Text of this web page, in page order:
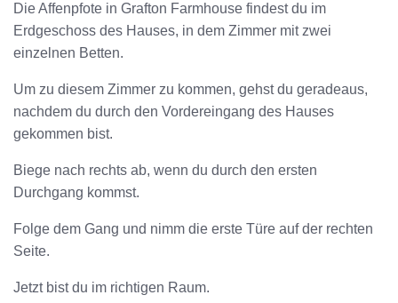
Die Affenpfote in Grafton Farmhouse findest du im
Erdgeschoss des Hauses, in dem Zimmer mit zwei
einzelnen Betten.
Um zu diesem Zimmer zu kommen, gehst du geradeaus,
nachdem du durch den Vordereingang des Hauses
gekommen bist.
Biege nach rechts ab, wenn du durch den ersten
Durchgang kommst.
Folge dem Gang und nimm die erste Türe auf der rechten
Seite.
Jetzt bist du im richtigen Raum.